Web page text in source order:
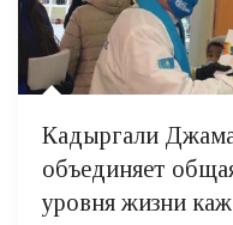
Кадыргали
объединяет
уровня жизни